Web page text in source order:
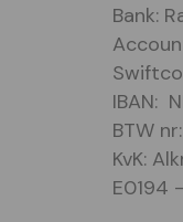
Bank:
IBAN:
BTW
KvK:
E0194